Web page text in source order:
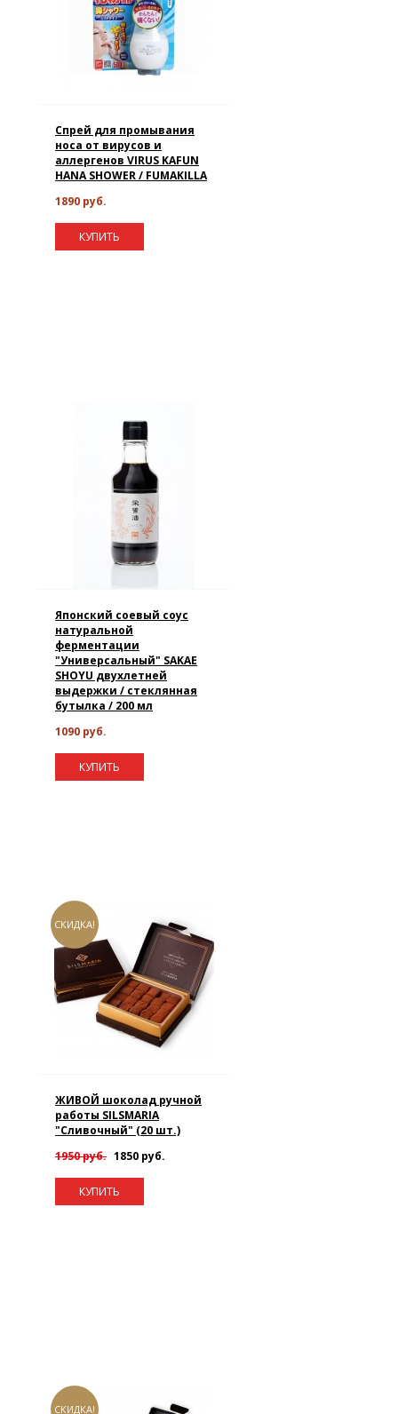
Спрей для промывания
носа от вирусов и
аллергенов VIRUS KAFUN
HANA SHOWER / FUMAKILLA
1890 руб.
КУПИТЬ
Японский соевый соус
натуральной
ферментации
"Универсальный" SAKAE
SHOYU двухлетней
выдержки / стеклянная
бутылка / 200 мл
1090 руб.
КУПИТЬ
СКИДКА!
ЖИВОЙ шоколад ручной
работы SILSMARIA
"Сливочный" (20 шт.)
1950 руб. 1850 руб.
КУПИТЬ
СКИДКА!